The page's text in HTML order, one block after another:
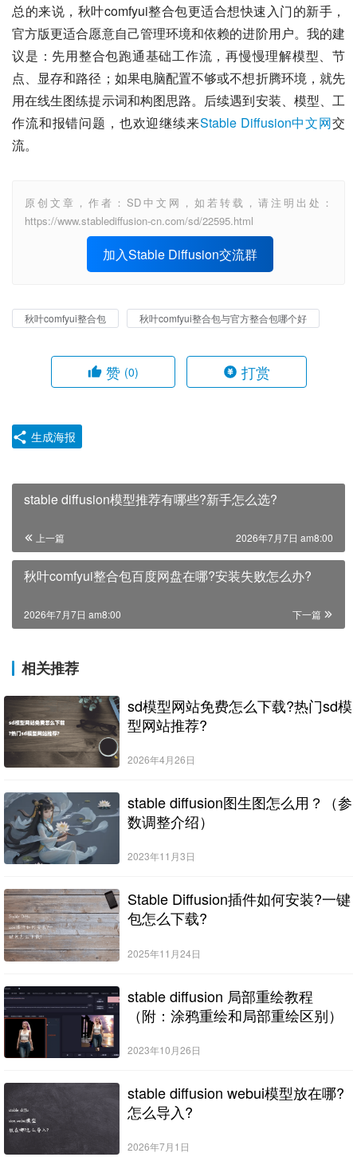
总的来说，秋叶comfyui整合包更适合想快速入门的新手，
官方版更适合愿意自己管理环境和依赖的进阶用户。我的建
议是：先用整合包跑通基础工作流，再慢慢理解模型、节
点、显存和路径；如果电脑配置不够或不想折腾环境，就先
用在线生图练提示词和构图思路。后续遇到安装、模型、工
作流和报错问题，也欢迎继续来Stable Diffusion中文网交
流。
原创文章，作者：SD中文网，如若转载，请注明出处：
https://www.stablediffusion-cn.com/sd/22595.html
加入Stable Diffusion交流群
秋叶comfyui整合包 秋叶comfyui整合包与官方整合包哪个好
赞 (0) 打赏
生成海报
stable diffusion模型推荐有哪些?新手怎么选?
上一篇 2026年7月7日 am8:00
秋叶comfyui整合包百度网盘在哪?安装失败怎么办?
下一篇
2026年7月7日 am8:00
相关推荐
sd模型网站免费怎么下载?热门sd模
型网站推荐?
2026年4月26日
stable diffusion图生图怎么用？（参
数调整介绍）
2023年11月3日
Stable Diffusion插件如何安装?一键
包怎么下载?
2025年11月24日
stable diffusion 局部重绘教程
（附：涂鸦重绘和局部重绘区别）
2023年10月26日
stable diffusion webui模型放在哪?
怎么导入?
2026年7月1日